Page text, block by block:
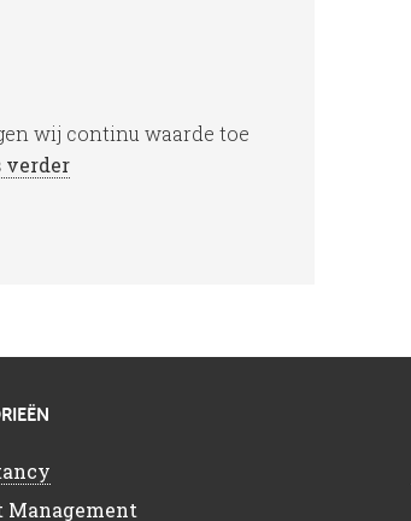
wij continu waarde toe
verder
Management